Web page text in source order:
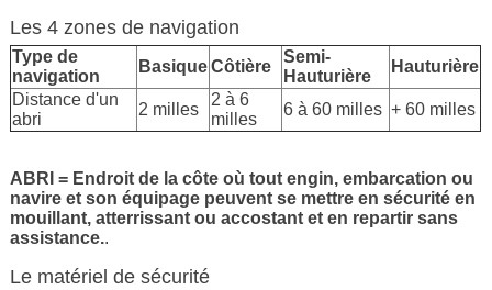
Les 4 zones de navigation
Type de
navigation
BasiqueCôtière
Semi-
Hauturière
Hauturière
Distance d'un
abri
2 milles
2 à 6
milles
6 à 60 milles + 60 milles
ABRI = Endroit de la côte où tout engin, embarcation ou
navire et son équipage peuvent se mettre en sécurité en
mouillant, atterrissant ou accostant et en repartir sans
assistance..
Le matériel de sécurité